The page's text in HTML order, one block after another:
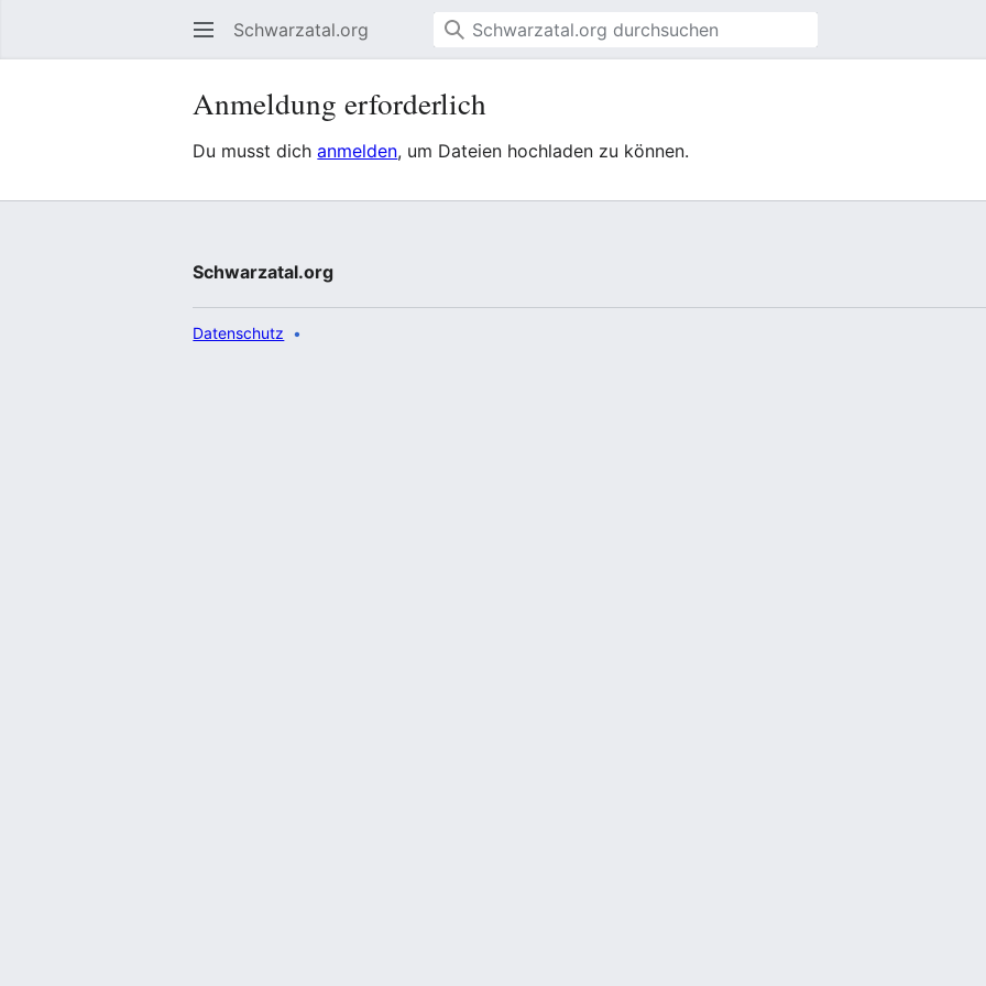
Schwarzatal.org
Anmeldung erforderlich
Du musst dichanmelden, um Dateien hochladen zu können.
Schwarzatal.org
Datenschutz